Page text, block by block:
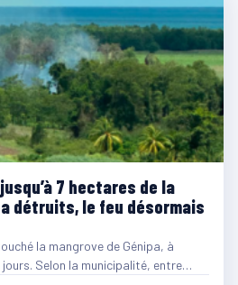
7 hectares de la
détruits, le feu désormais
la mangrove de Génipa, à
Selon la municipalité, entre…